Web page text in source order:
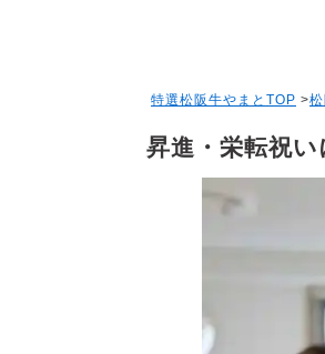
特選松阪牛やまとTOP >
昇進・栄転祝